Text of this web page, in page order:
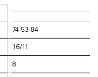
74 53 84
16/11
8